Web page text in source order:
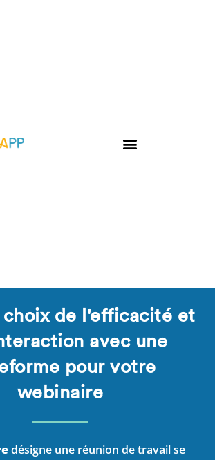
choix de l'efficacité et
avec une
pour votre
webinaire
désigne une réunion de travail se